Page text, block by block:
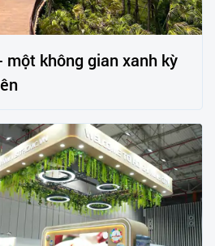
một không gian xanh kỳ